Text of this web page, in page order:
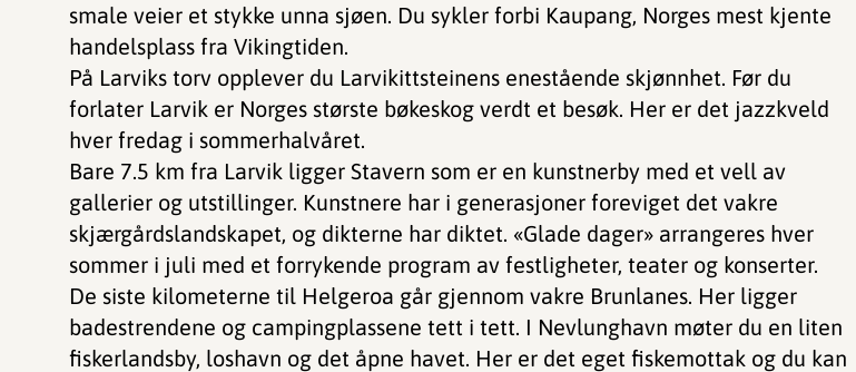
smale veier et stykke unna sjøen. Du sykler forbi Kaupang, Norges mest kjente
handelsplass fra Vikingtiden.
På Larviks torv opplever du Larvikittsteinens enestående skjønnhet. Før du
forlater Larvik er Norges største bøkeskog verdt et besøk. Her er det jazzkveld
hver fredag i sommerhalvåret.
Bare 7.5 km fra Larvik ligger Stavern som er en kunstnerby med et vell av
gallerier og utstillinger. Kunstnere har i generasjoner foreviget det vakre
skjærgårdslandskapet, og dikterne har diktet. «Glade dager» arrangeres hver
sommer i juli med et forrykende program av festligheter, teater og konserter.
De siste kilometerne til Helgeroa går gjennom vakre Brunlanes. Her ligger
badestrendene og campingplassene tett i tett. I Nevlunghavn møter du en liten
fiskerlandsby, loshavn og det åpne havet. Her er det eget fiskemottak og du kan